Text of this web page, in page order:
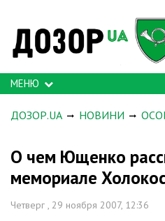
МЕНЮ
ДОЗОР.UA НОВИНИ
О чем Ющенко
мемориале
Четверг , 29 ноября 2007, 12:36